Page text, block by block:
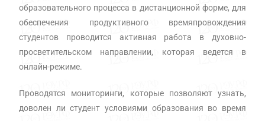
образовательного процесса в дистанционной форме, для
обеспечения продуктивного времяпровождения
студентов проводится активная работа в духовно-
просветительском направлении, которая ведется в
онлайн-режиме.
Проводятся мониторинги, которые позволяют узнать,
доволен ли студент условиями образования во время